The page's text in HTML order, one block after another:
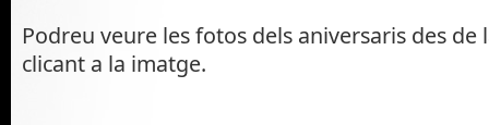
Podreu veure les fotos dels aniversaris des de
clicant a la imatge.